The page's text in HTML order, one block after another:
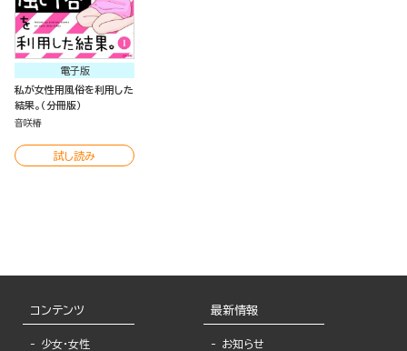
電子版
私が女性用風俗を利用した
結果。（分冊版）
音咲椿
試し読み
コンテンツ
少女・女性
最新情報
お知らせ